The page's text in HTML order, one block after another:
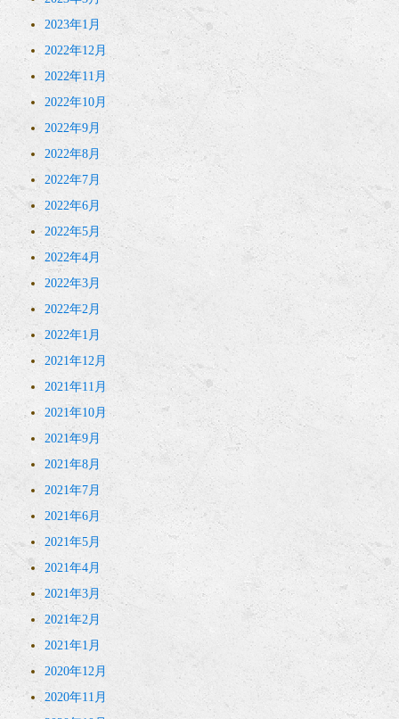
2023年1月
2022年12月
2022年11月
2022年10月
2022年9月
2022年8月
2022年7月
2022年6月
2022年5月
2022年4月
2022年3月
2022年2月
2022年1月
2021年12月
2021年11月
2021年10月
2021年9月
2021年8月
2021年7月
2021年6月
2021年5月
2021年4月
2021年3月
2021年2月
2021年1月
2020年12月
2020年11月